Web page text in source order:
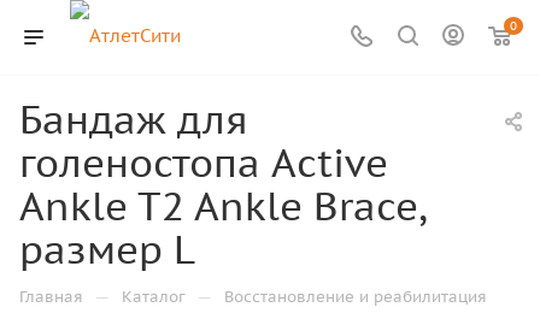
0
Бандаж для
голеностопа Active
Ankle T2 Ankle Brace,
размер L
Главная — Каталог — Восстановление и реабилитация